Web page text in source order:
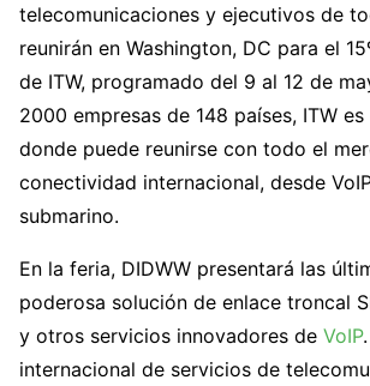
telecomunicaciones y ejecutivos de
reunirán en Washington, DC para el
de ITW, programado del 9 al 12 de
2000 empresas de 148 países, ITW
donde puede reunirse con todo el
conectividad internacional, desde
submarino.
En la feria, DIDWW presentará las
poderosa solución de enlace troncal
y otros servicios innovadores de VoIP
internacional de servicios de